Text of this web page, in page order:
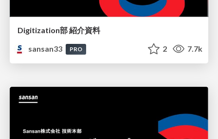
Digitization部 紹介資料
sansan33
PRO 2 7.7k